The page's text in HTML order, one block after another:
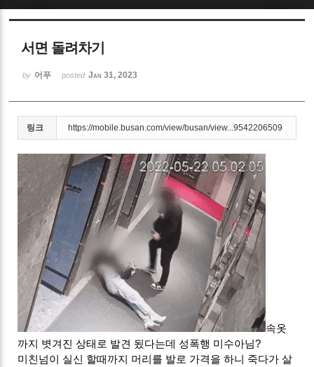
서면 돌려차기
by 어푸 posted Jan 31, 2023
링크 https://mobile.busan.com/view/busan/view...9542206509
속옷
까지 볏겨진 상태로 발견 됬다는데 성폭행 미수아님?
미친넘이 실신 할때까지 머리를 발로 가격을 하니 죽다가 살
Sketchbook5, 스케치북5
Sketchbook5, 스케치북5